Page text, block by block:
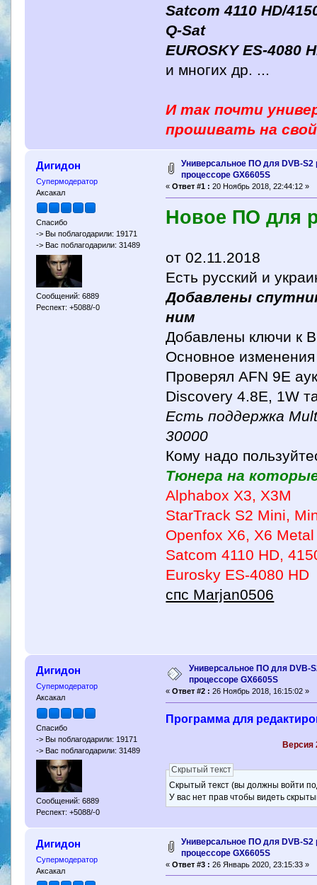
Satcom 4110 HD/
Q-Sat
EUROSKY ES-4080
и многих др. ...
И так почти
прошивать на
Дигидон
Супермодератор
Аксакал
Спасибо
-> Вы поблагодарили: 19171
-> Вас поблагодарили: 31489
Сообщений: 6889
Респект: +5088/-0
Универсальное ПО для DVB-S2
процессоре GX6605S
«Ответ #1 : 20 Ноябрь 2018, 22:44:12 »
Новое ПО для
от 02.11.2018
Есть русский и
Добавлены
ним
Добавлены ключи к
Основное
Проверял AFN 9E
Discovery 4.8E, 1W
Есть поддержка
30000
Кому надо
Тюнера на
Alphabox X3, X3M
StarTrack S2 Mini,
Openfox X6, X6 Metal
Satcom 4110 HD,
Eurosky ES-4080 HD
спс Marjan0506
Дигидон
Супермодератор
Аксакал
Спасибо
-> Вы поблагодарили: 19171
-> Вас поблагодарили: 31489
Сообщений: 6889
Респект: +5088/-0
Универсальное ПО для DVB-
процессоре GX6605S
«Ответ #2 : 26 Ноябрь 2018, 16:15:02 »
Программа для
Версия
Скрытый текст
Скрытый текст (вы должны войти
У вас нет прав чтобы видеть
Дигидон
Супермодератор
Аксакал
Универсальное ПО для DVB-S2
процессоре GX6605S
«Ответ #3 : 26 Январь 2020, 23:15:33 »